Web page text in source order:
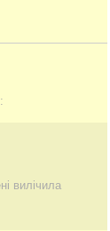
вилічила